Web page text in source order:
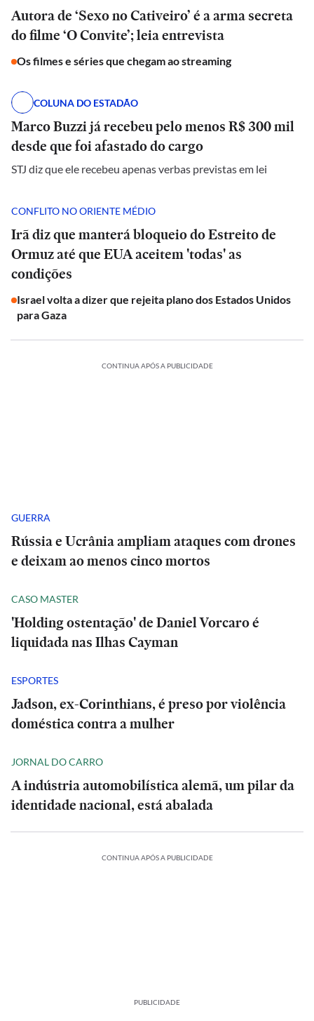
Autora de ‘Sexo no Cativeiro’ é a arma secreta
do filme ‘O Convite’; leia entrevista
Os filmes e séries que chegam ao streaming
COLUNA DO ESTADÃO
Marco Buzzi já recebeu pelo menos R$ 300 mil
desde que foi afastado do cargo
STJ diz que ele recebeu apenas verbas previstas em lei
CONFLITO NO ORIENTE MÉDIO
Irã diz que manterá bloqueio do Estreito de
Ormuz até que EUA aceitem 'todas' as
condições
Israel volta a dizer que rejeita plano dos Estados Unidos
para Gaza
CONTINUA APÓS A PUBLICIDADE
GUERRA
Rússia e Ucrânia ampliam ataques com drones
e deixam ao menos cinco mortos
CASO MASTER
'Holding ostentação' de Daniel Vorcaro é
liquidada nas Ilhas Cayman
ESPORTES
Jadson, ex-Corinthians, é preso por violência
doméstica contra a mulher
JORNAL DO CARRO
A indústria automobilística alemã, um pilar da
identidade nacional, está abalada
CONTINUA APÓS A PUBLICIDADE
PUBLICIDADE